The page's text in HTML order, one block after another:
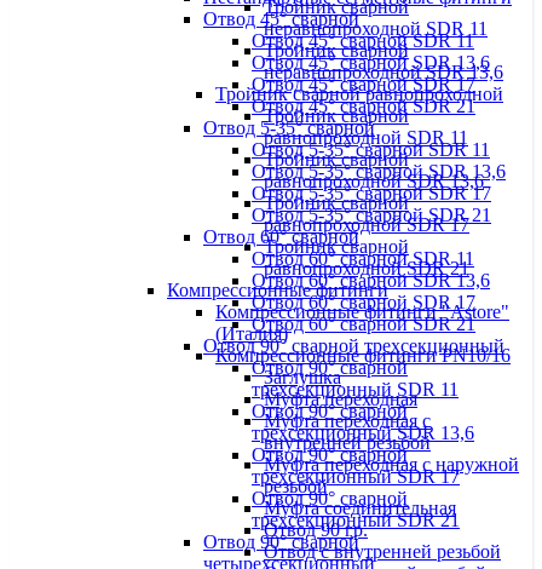
Отвод 45° сварной
Отвод 45° сварной SDR 11
Отвод 45° сварной SDR 13,6
Отвод 45° сварной SDR 17
Отвод 45° сварной SDR 21
Отвод 5-35° сварной
Отвод 5-35° сварной SDR 11
Отвод 5-35° сварной SDR 13,6
Отвод 5-35° сварной SDR 17
Отвод 5-35° сварной SDR 21
Отвод 60° сварной
Отвод 60° сварной SDR 11
Отвод 60° сварной SDR 13,6
Отвод 60° сварной SDR 17
Отвод 60° сварной SDR 21
Отвод 90° сварной трехсекционный
Отвод 90° сварной
трехсекционный SDR 11
Отвод 90° сварной
трехсекционный SDR 13,6
Отвод 90° сварной
трехсекционный SDR 17
Отвод 90° сварной
трехсекционный SDR 21
Отвод 90° сварной
четырехсекционный
Тройник сварной
неравнопроходной SDR 11
Тройник сварной
неравнопроходной SDR 13,6
Тройник сварной равнопроходной
Тройник сварной
равнопроходной SDR 11
Тройник сварной
равнопроходной SDR 13,6
Тройник сварной
равнопроходной SDR 17
Тройник сварной
равнопроходной SDR 21
Компрессионные фитинги
Компрессионные фитинги "Astore"
(Италия)
Компрессионные фитинги PN10/16
Заглушка
Муфта переходная
Муфта переходная с
внутренней резьбой
Муфта переходная с наружной
резьбой
Муфта соединительная
Отвод 90 гр.
Отвод с внутренней резьбой